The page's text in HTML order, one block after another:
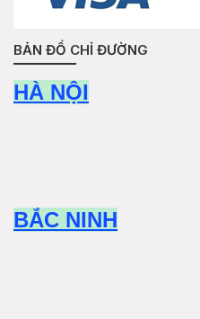
BẢN ĐỒ CHỈ ĐƯỜNG
HÀ NỘI
BẮC NINH